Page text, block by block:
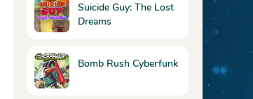
Suicide Guy: The Lost
Dreams
Bomb Rush Cyberfunk